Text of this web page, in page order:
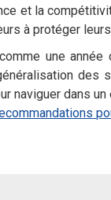
et la
à protéger
une
des
naviguer dans